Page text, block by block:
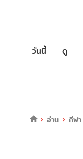
วันนี้ ดู
อ่าน กีฬา